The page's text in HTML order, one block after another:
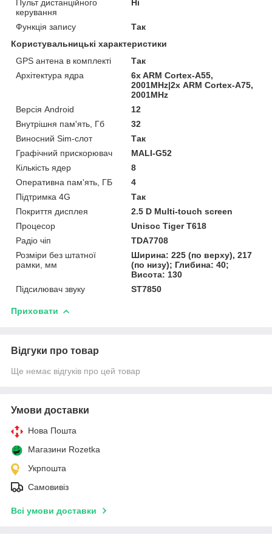
Пульт дистанційного
керування
Ні
Функція запису
Так
Користувальницькі характеристики
GPS антена в комплекті
Так
Архітектура ядра
6x ARM Cortex-A55,
2001MHz|2х ARM Cortex-A75,
2001MHz
Версія Android
12
Внутрішня пам'ять, Гб
32
Виносний Sim-слот
Так
Графічний прискорювач
MALI-G52
Кількість ядер
8
Оперативна пам'ять, ГБ
4
Підтримка 4G
Так
Покриття дисплея
2.5 D Multi-touch screen
Процесор
Unisoc Tiger T618
Радіо чіп
TDA7708
Розміри без штатної
рамки, мм
Ширина: 225 (по верху), 217
(по низу); Глибина: 40;
Висота: 130
Підсилювач звуку
ST7850
Приховати
Відгуки про товар
Ще немає відгуків про цей товар
Умови доставки
Нова Пошта
Магазини Rozetka
Укрпошта
Самовивіз
Всі умови доставки